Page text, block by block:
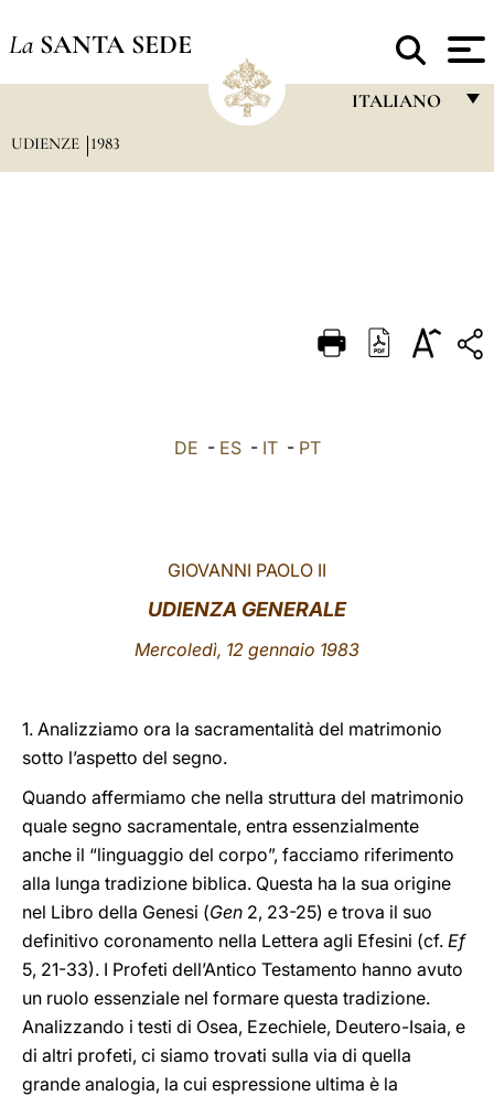
La SANTA SEDE
ITALIANO
DEUTSCH
UDIENZE 1983
DE - ES- IT- PT
GIOVANNI PAOLO II
UDIENZA GENERALE
Mercoledì, 12 gennaio 1983
1. Analizziamo ora la sacramentalità del matrimonio
sotto l’aspetto del segno.
Quando affermiamo che nella struttura del matrimonio
quale segno sacramentale, entra essenzialmente
anche il “linguaggio del corpo”, facciamo riferimento
alla lunga tradizione biblica. Questa ha la sua origine
nel Libro della Genesi (Gen 2, 23-25) e trova il suo
definitivo coronamento nella Lettera agli Efesini (cf. Ef
5, 21-33). I Profeti dell’Antico Testamento hanno avuto
un ruolo essenziale nel formare questa tradizione.
Analizzando i testi di Osea, Ezechiele, Deutero-Isaia, e
di altri profeti, ci siamo trovati sulla via di quella
grande analogia, la cui espressione ultima è la